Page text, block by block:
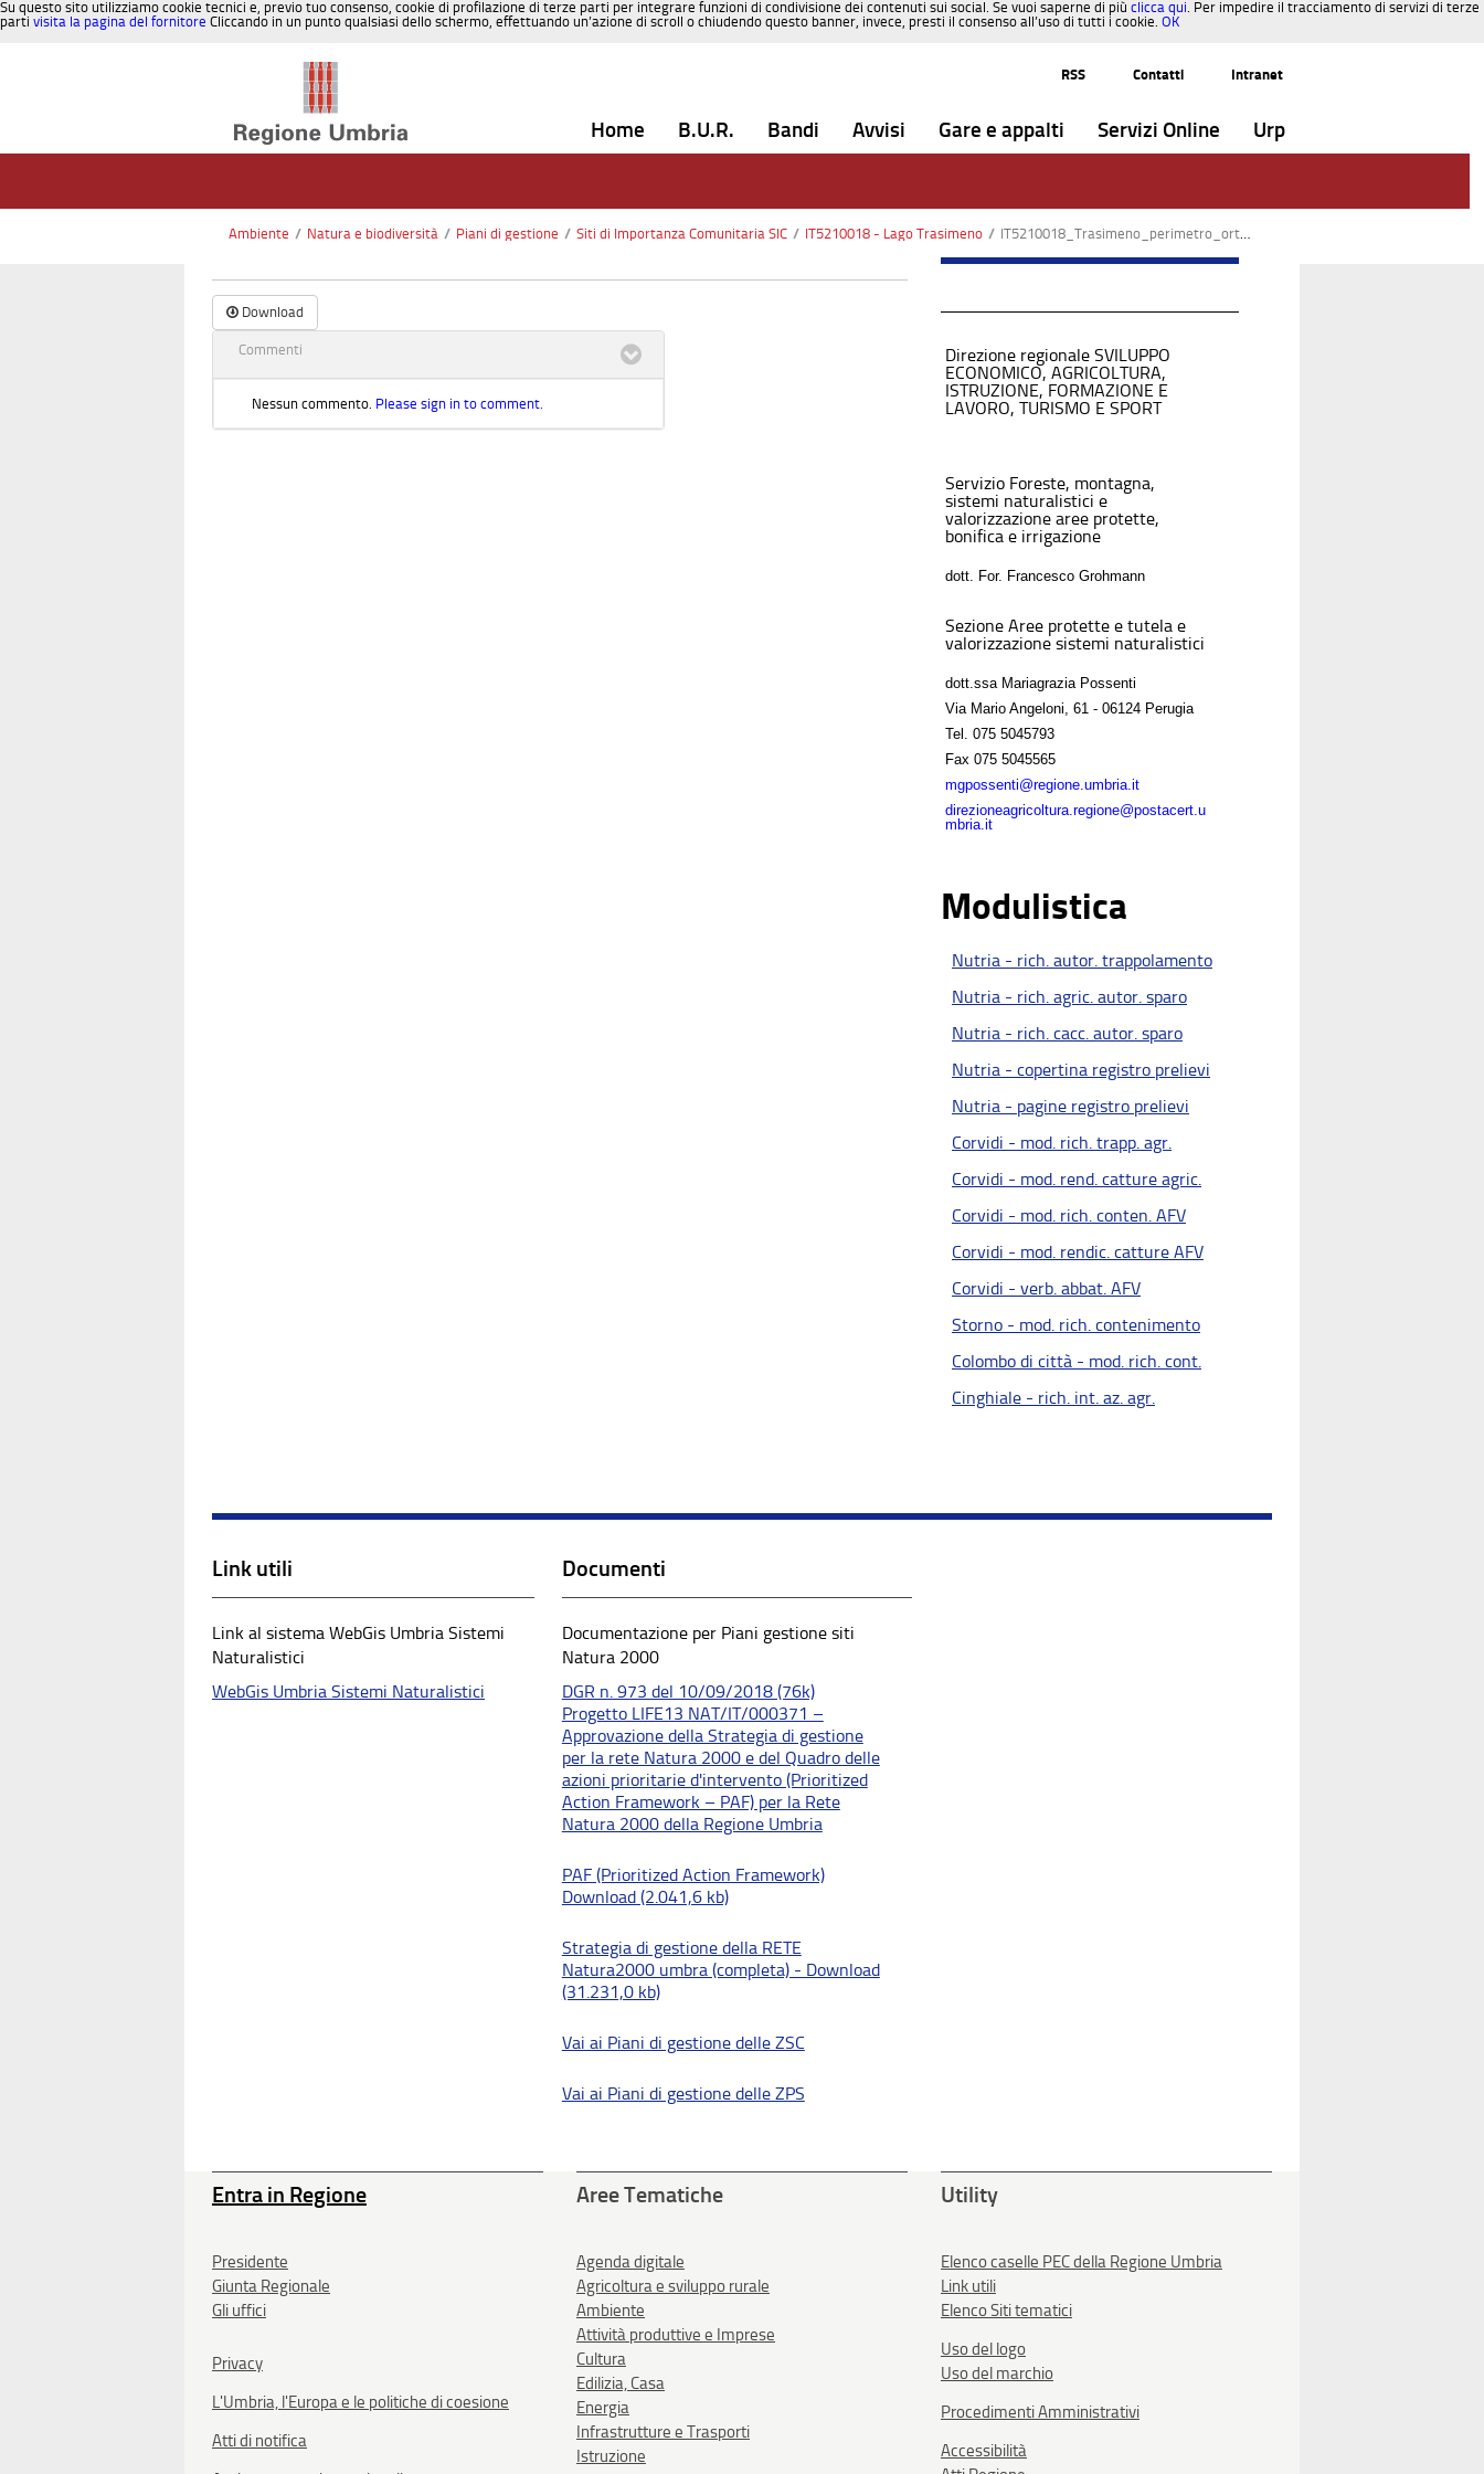
Su questo sito utilizziamo cookie tecnici e, previo tuo consenso, cookie di profilazione di terze parti per integrare funzioni di condivisione dei contenuti sui social. Se vuoi saperne di più clicca qui. Per impedire il tracciamento di servizi di terze
parti visita la pagina del fornitore Cliccando in un punto qualsiasi dello schermo, effettuando un’azione di scroll o chiudendo questo banner, invece, presti il consenso all’uso di tutti i cookie. OK
RSS
Contatti Intranet
Home B.U.R. Bandi Avvisi Gare e appalti Servizi Online Urp
Ambiente / Natura e biodiversità / Piani di gestione / Siti di Importanza Comunitaria SIC / IT5210018 - Lago Trasimeno / IT5210018_Trasimeno_perimetro_ortofoto_1.pdf
Download
Commenti
Nessun commento. Please sign in to comment.
Direzione regionale SVILUPPO
ECONOMICO, AGRICOLTURA,
ISTRUZIONE, FORMAZIONE E
LAVORO, TURISMO E SPORT
Servizio Foreste, montagna,
sistemi naturalistici e
valorizzazione aree protette,
bonifica e irrigazione
dott. For. Francesco Grohmann
Sezione Aree protette e tutela e
valorizzazione sistemi naturalistici
dott.ssa Mariagrazia Possenti
Via Mario Angeloni, 61 - 06124 Perugia
Tel.
075 5045793
Fax 075 5045565
mgpossenti@regione.umbria.it
direzioneagricoltura.regione@postacert.u
mbria.it
Modulistica
Nutria - rich. autor. trappolamento
Nutria - rich. agric. autor. sparo
Nutria - rich. cacc. autor. sparo
Nutria - copertina registro prelievi
Nutria - pagine registro prelievi
Corvidi - mod. rich. trapp. agr.
Corvidi - mod. rend. catture agric.
Corvidi - mod. rich. conten. AFV
Corvidi - mod. rendic. catture AFV
Corvidi - verb. abbat. AFV
Storno - mod. rich. contenimento
Colombo di città - mod. rich. cont.
Cinghiale - rich. int. az. agr.
Link utili
Link al sistema WebGis Umbria Sistemi
Naturalistici
WebGis Umbria Sistemi Naturalistici
Documenti
Documentazione per Piani gestione siti
Natura 2000
DGR n. 973 del 10/09/2018 (76k)
Progetto LIFE13 NAT/IT/000371 –
Approvazione della Strategia di gestione
per la rete Natura 2000 e del Quadro delle
azioni prioritarie d'intervento (Prioritized
Action Framework – PAF) per la Rete
Natura 2000 della Regione Umbria
PAF (Prioritized Action Framework)
Download (2.041,6 kb)
Strategia di gestione della RETE
Natura2000 umbra (completa) - Download
(31.231,0 kb)
Vai ai Piani di gestione delle ZSC
Vai ai Piani di gestione delle ZPS
Entra in Regione
Presidente
Giunta Regionale
Gli uffici
Privacy
L'Umbria, l'Europa e le politiche di coesione
Atti di notifica
Aree Tematiche
Agenda digitale
Agricoltura e sviluppo rurale
Ambiente
Attività produttive e Imprese
Cultura
Edilizia, Casa
Energia
Infrastrutture e Trasporti
Istruzione
Utility
Elenco caselle PEC della Regione Umbria
Link utili
Elenco Siti tematici
Uso del logo
Uso del marchio
Procedimenti Amministrativi
Accessibilità